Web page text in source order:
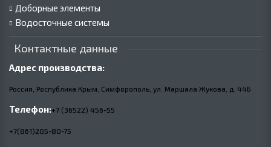
Доборные элементы
Водосточные системы
Контактные данные
Адрес производства:
Россия, Республика Крым, Симферополь, ул. Маршала Жукова, д. 44Б
Телефон:+7 (36522) 456-55
+7(861)205-80-75